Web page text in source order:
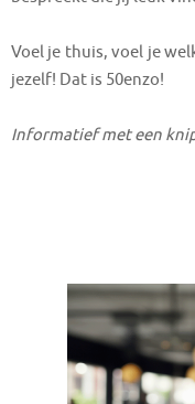
Voel je thuis, voel je
jezelf! Dat is 50enzo!
Informatief met een